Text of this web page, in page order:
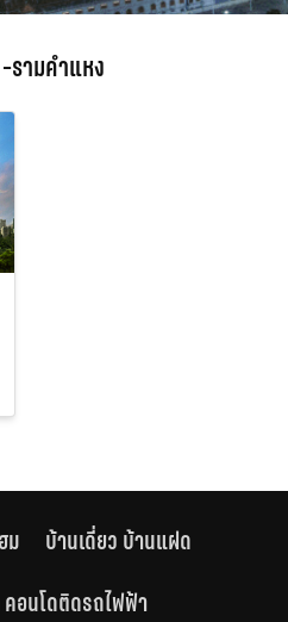
รามคำแหง
ม
บ้านเดี่ยว บ้านแฝด
อนโดติดรถไฟฟ้า